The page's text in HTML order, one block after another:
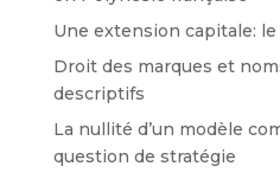
Une extension capitale: le
Droit des marques et
descriptifs
La nullité d’un modèle
question de stratégie